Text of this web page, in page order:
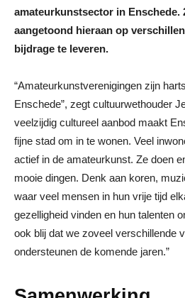
amateurkunstsector in Enschede.
aangetoond hieraan op
bijdrage te leveren.
“Amateurkunstverenigingen zijn
Enschede”, zegt cultuurwethouder
veelzijdig cultureel aanbod maakt
fijne stad om in te wonen. Veel
actief in de amateurkunst. Ze doen
mooie dingen. Denk aan koren,
waar veel mensen in hun vrije tijd
gezelligheid vinden en hun talenten
ook blij dat we zoveel verschillende
ondersteunen de komende jaren.”